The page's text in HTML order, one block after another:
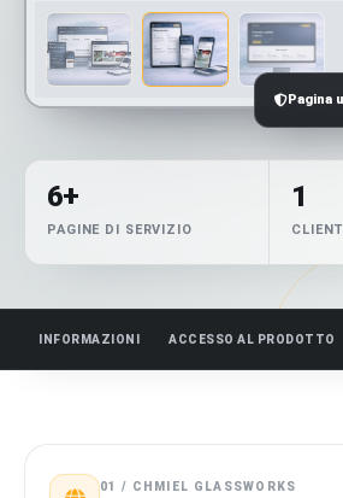
Pagina
6+
PAGINE DI SERVIZIO
1
INFORMAZIONI ACCESSO AL PRODOTTO
01 / CHMIEL GLASSWORKS